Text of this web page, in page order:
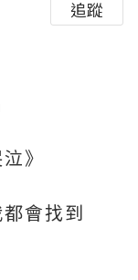
追蹤
》
會找到